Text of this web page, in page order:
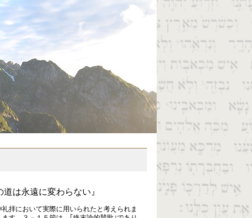
は永遠に変わらない』
拝において実際に用いられたと考えられま